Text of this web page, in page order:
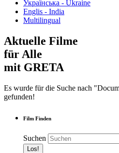
Українська - Ukraine
Englis - India
Multilingual
Aktuelle Filme
für Alle
mit GRETA
Es wurde für die Suche nach
gefunden!
Film Finden
Suchen